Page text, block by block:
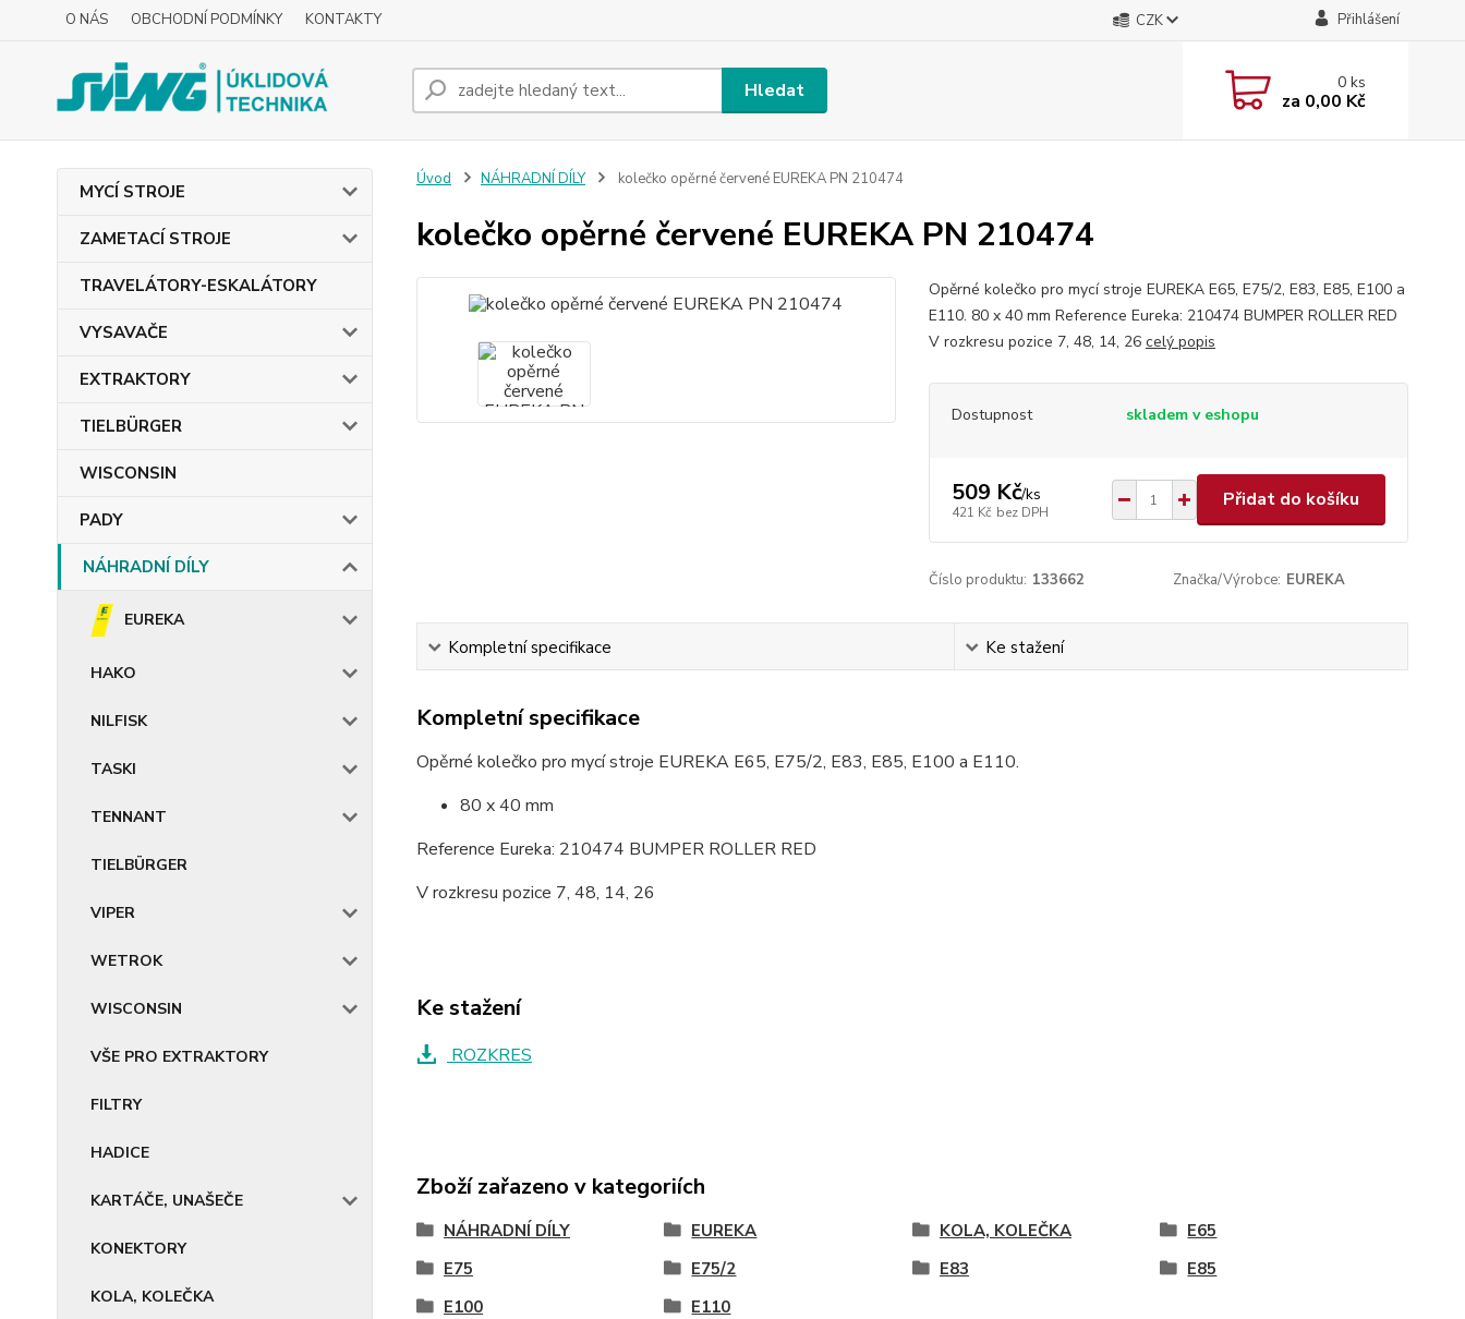
O NÁS OBCHODNÍ PODMÍNKY KONTAKTY CZK Přihlášení
Hledat 0ks
za 0,00 Kč
MYCÍ STROJE
ZAMETACÍ STROJE
TRAVELÁTORY-ESKALÁTORY
VYSAVAČE
EXTRAKTORY
TIELBÜRGER
WISCONSIN
PADY
NÁHRADNÍ DÍLY
EUREKA
HAKO
NILFISK
TASKI
TENNANT
TIELBÜRGER
VIPER
WETROK
WISCONSIN
VŠE PRO EXTRAKTORY
FILTRY
HADICE
KARTÁČE, UNAŠEČE
KONEKTORY
KOLA, KOLEČKA
Úvod NÁHRADNÍ DÍLY kolečko opěrné červené EUREKA PN 210474
kolečko opěrné červené EUREKA PN 210474
Opěrné kolečko pro mycí stroje EUREKA E65, E75/2, E83, E85, E100 a
E110. 80 x 40 mm Reference Eureka: 210474 BUMPER ROLLER RED
V rozkresu pozice 7, 48, 14, 26 celý popis
Dostupnost skladem v eshopu
509 Kč/ks
421 Kč bez DPH
Přidat do košíku
Číslo produktu: 133662 Značka/Výrobce: EUREKA
Kompletní specifikace Ke stažení
Kompletní specifikace
Opěrné kolečko pro mycí stroje EUREKA E65, E75/2, E83, E85, E100 a E110.
80 x 40 mm
Reference Eureka: 210474 BUMPER ROLLER RED
V rozkresu pozice 7, 48, 14, 26
Ke stažení
ROZKRES
Zboží zařazeno v kategoriích
NÁHRADNÍ DÍLY EUREKA KOLA, KOLEČKA
E65
E75
E75/2 E83
E85
E100
E110